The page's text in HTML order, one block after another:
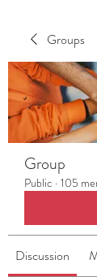
Groups
Group
Public · 105
Discussion